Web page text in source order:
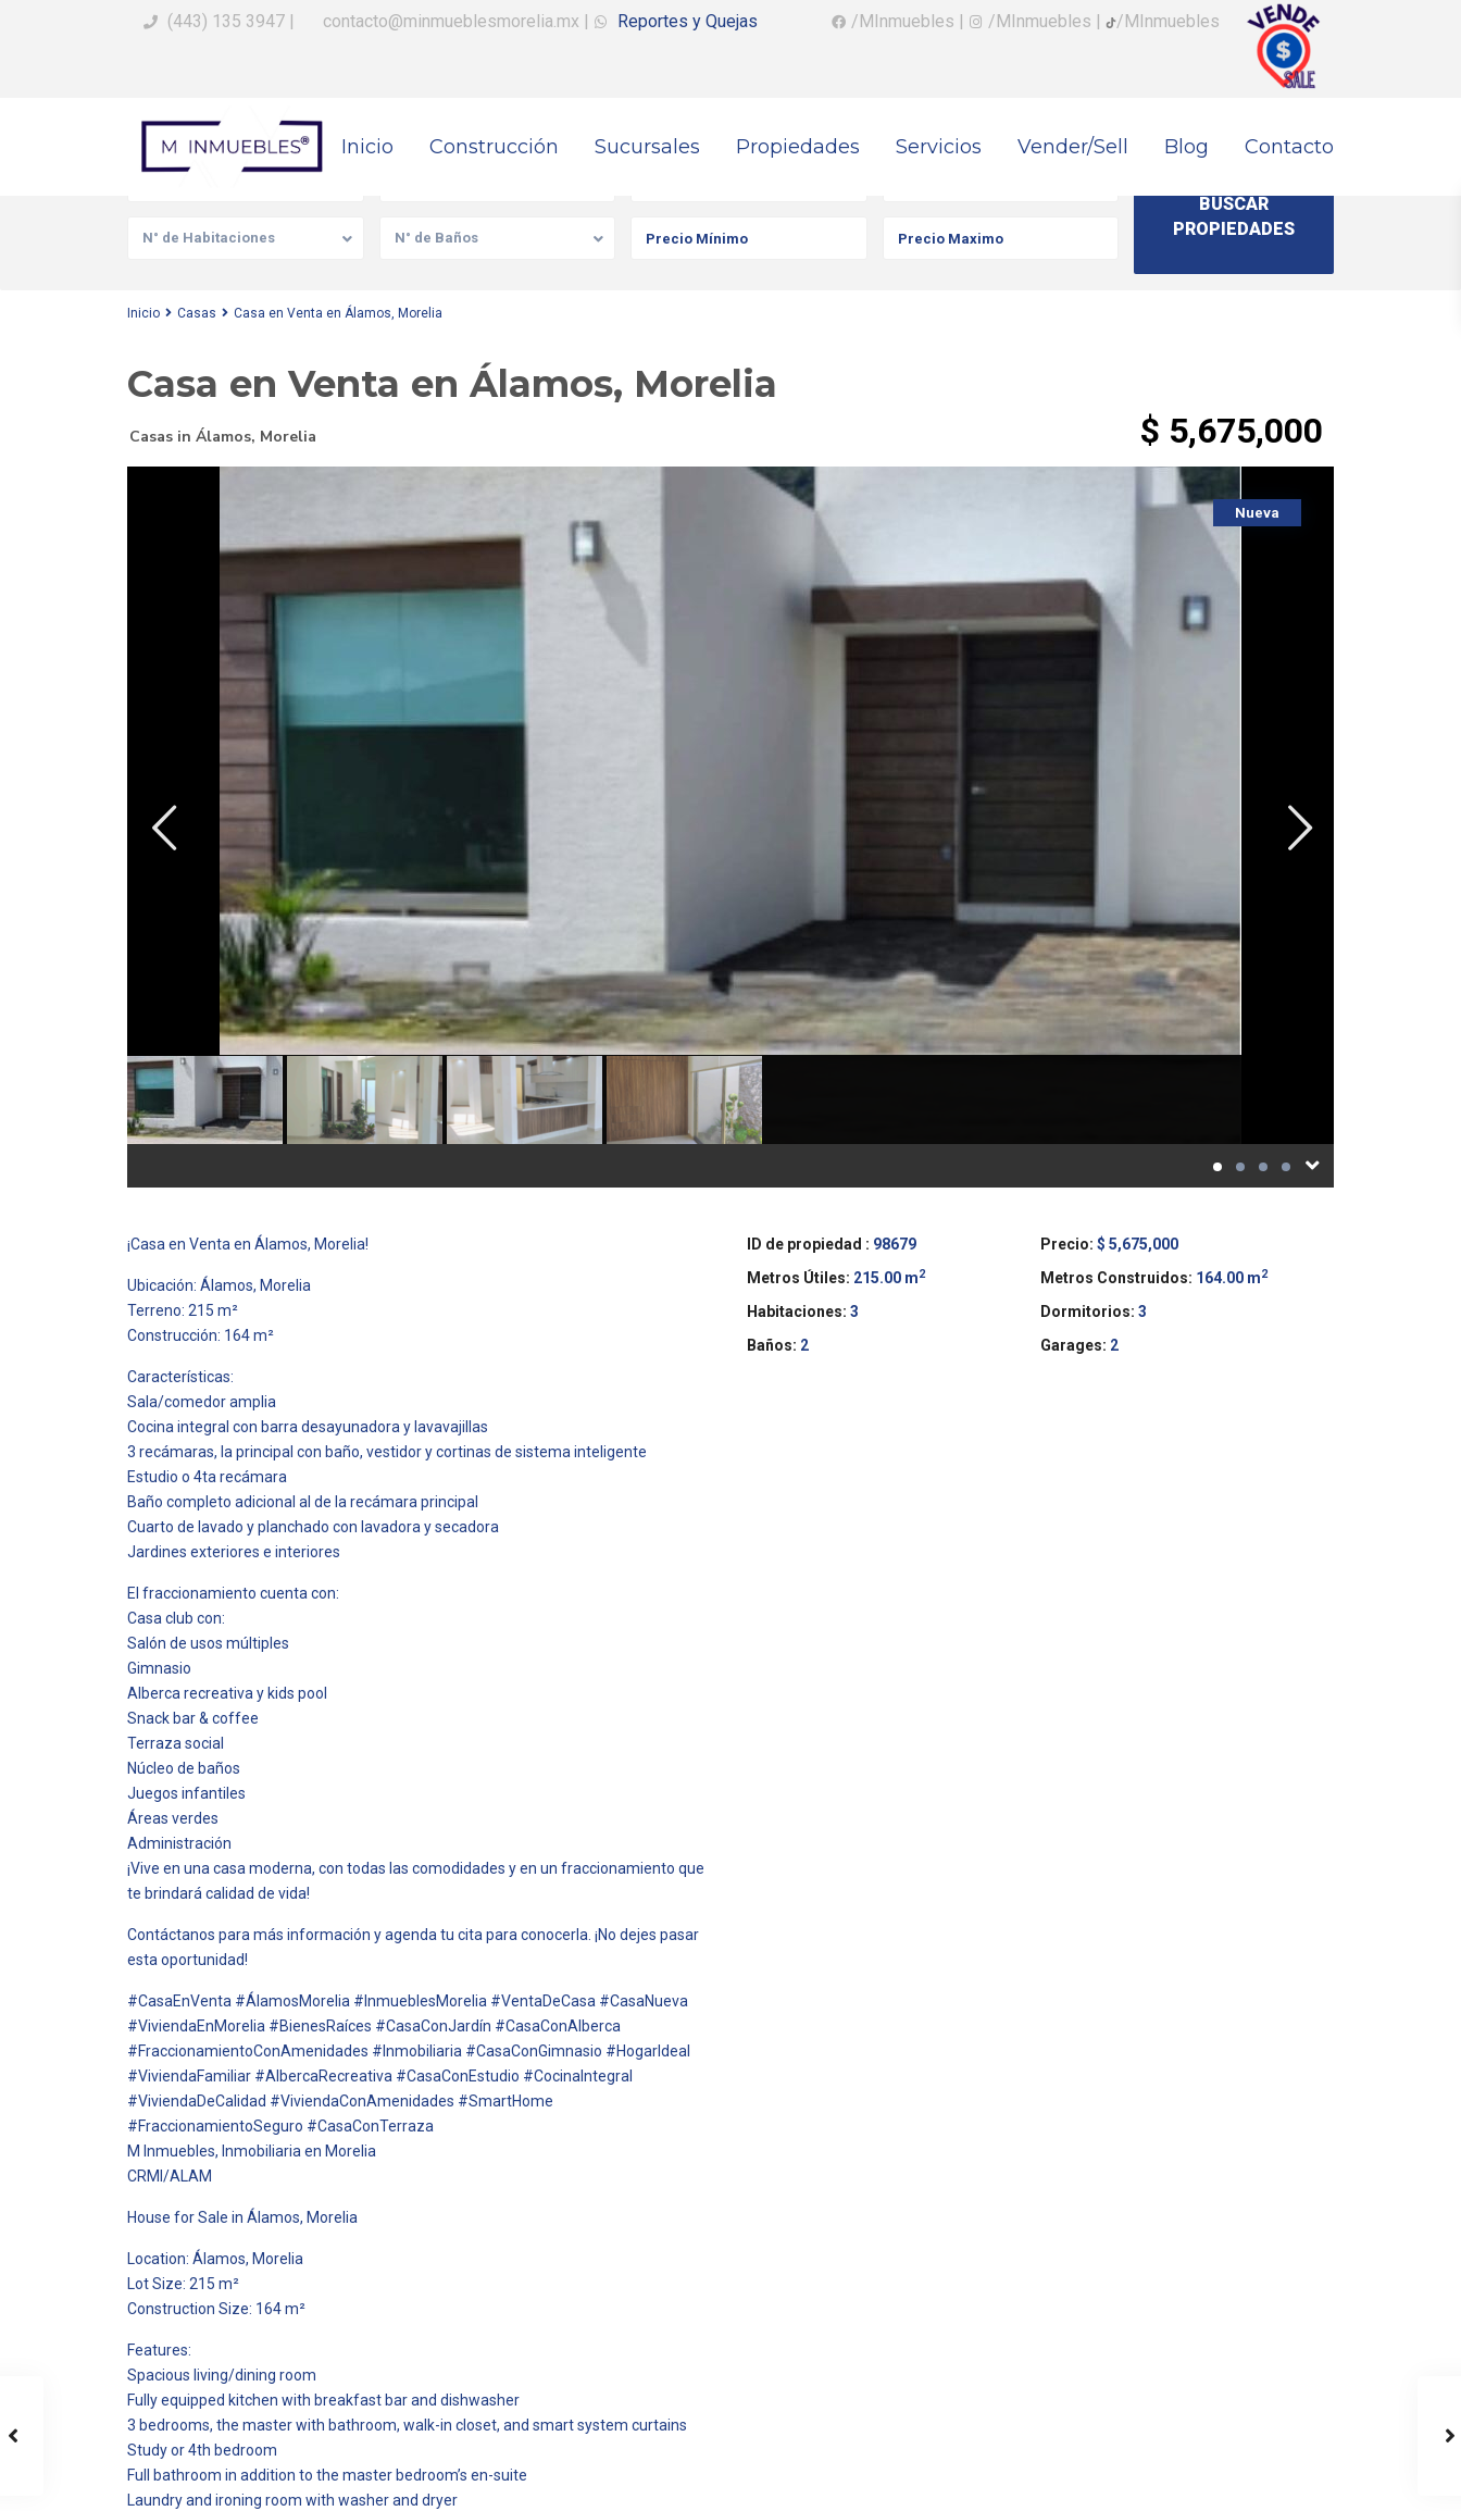
(443) 135 3947 | contacto@minmueblesmorelia.mx | Reportes y Quejas /MInmuebles | /MInmuebles | /MInmuebles
Inicio Construcción Sucursales Propiedades Servicios Vender/Sell Blog Contacto
Busca Tu Propiedad
N° de Habitaciones N° de Baños
Inicio Casas Casa en Venta en Álamos, Morelia
Casa en Venta en Álamos, Morelia
Casas in Álamos, Morelia $ 5,675,000
Nueva
¡Casa en Venta en Álamos, Morelia!
Ubicación: Álamos, Morelia
Terreno: 215 m²
Construcción: 164 m²
Características:
Sala/comedor amplia
Cocina integral con barra desayunadora y lavavajillas
3 recámaras, la principal con baño, vestidor y cortinas de sistema inteligente
Estudio o 4ta recámara
Baño completo adicional al de la recámara principal
Cuarto de lavado y planchado con lavadora y secadora
Jardines exteriores e interiores
El fraccionamiento cuenta con:
Casa club con:
Salón de usos múltiples
Gimnasio
Alberca recreativa y kids pool
Snack bar & coffee
Terraza social
Núcleo de baños
Juegos infantiles
Áreas verdes
Administración
¡Vive en una casa moderna, con todas las comodidades y en un fraccionamiento que
te brindará calidad de vida!
Contáctanos para más información y agenda tu cita para conocerla. ¡No dejes pasar
esta oportunidad!
#CasaEnVenta #ÁlamosMorelia #InmueblesMorelia #VentaDeCasa #CasaNueva
#ViviendaEnMorelia #BienesRaíces #CasaConJardín #CasaConAlberca
#FraccionamientoConAmenidades #Inmobiliaria #CasaConGimnasio #HogarIdeal
#ViviendaFamiliar #AlbercaRecreativa #CasaConEstudio #CocinaIntegral
#ViviendaDeCalidad #ViviendaConAmenidades #SmartHome
#FraccionamientoSeguro #CasaConTerraza
M Inmuebles, Inmobiliaria en Morelia
CRMI/ALAM
House for Sale in Álamos, Morelia
Location: Álamos, Morelia
Lot Size: 215 m²
Construction Size: 164 m²
Features:
Spacious living/dining room
Fully equipped kitchen with breakfast bar and dishwasher
3 bedrooms, the master with bathroom, walk-in closet, and smart system curtains
Study or 4th bedroom
Full bathroom in addition to the master bedroom’s en-suite
Laundry and ironing room with washer and dryer
ID de propiedad : 98679 Precio: $ 5,675,000
Metros Útiles: 215.00 m2 Metros Construidos: 164.00 m2
Habitaciones: 3 Dormitorios: 3
Baños: 2 Garages: 2